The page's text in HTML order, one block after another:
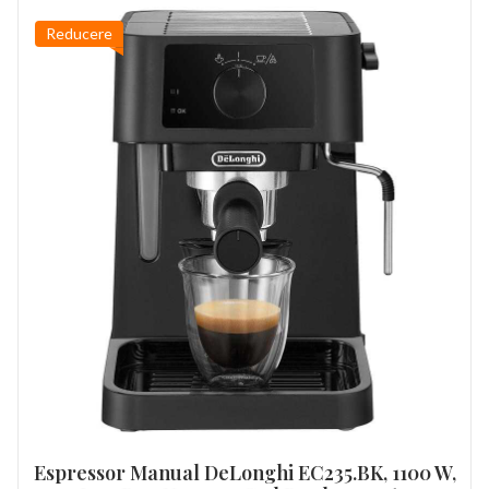
Reducere
Espressor Manual DeLonghi EC235.BK, 1100 W,